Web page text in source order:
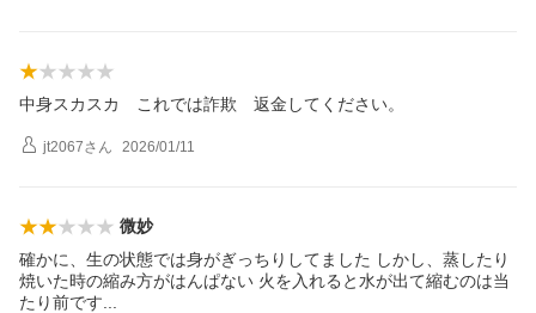
中身スカスカ これでは詐欺 返金してください。
jt2067さん 2026/01/11
微妙
確かに、生の状態では身がぎっちりしてました しかし、蒸したり
焼いた時の縮み方がはんぱない 火を入れると水が出て縮むのは当
たり前です